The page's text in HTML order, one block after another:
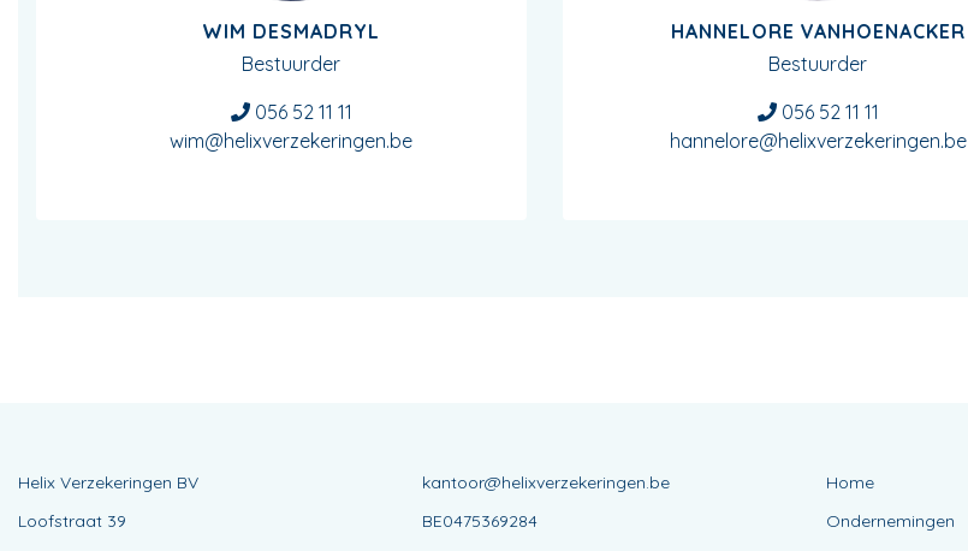
WIM DESMADRYL
Bestuurder
056 52 11 11
wim@helixverzekeringen.be
HANNELORE VANHOENACKER
Bestuurder
056 52 11 11
hannelore@helixverzekeringen.be
Helix Verzekeringen BV
Loofstraat 39
kantoor@helixverzekeringen.be
BE0475369284
Home
Ondernemingen